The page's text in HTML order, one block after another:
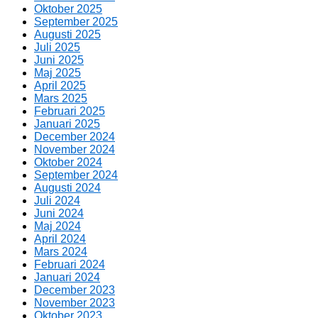
Oktober 2025
September 2025
Augusti 2025
Juli 2025
Juni 2025
Maj 2025
April 2025
Mars 2025
Februari 2025
Januari 2025
December 2024
November 2024
Oktober 2024
September 2024
Augusti 2024
Juli 2024
Juni 2024
Maj 2024
April 2024
Mars 2024
Februari 2024
Januari 2024
December 2023
November 2023
Oktober 2023